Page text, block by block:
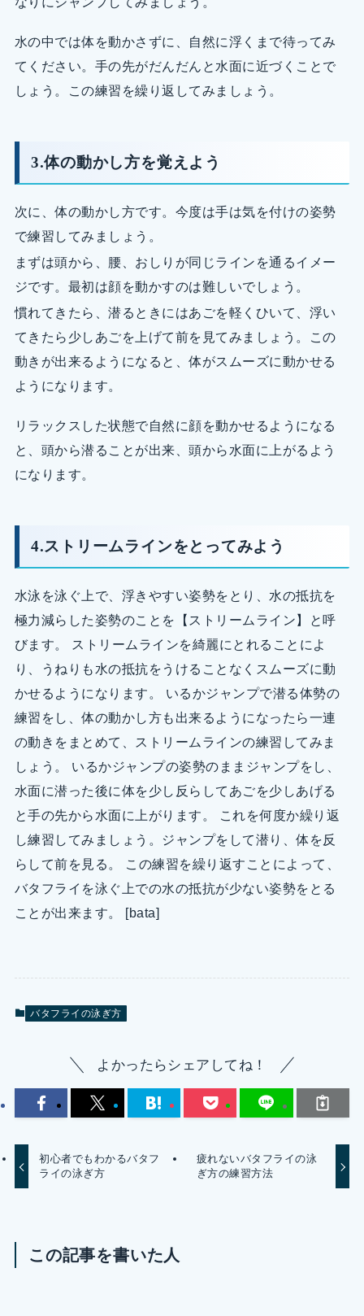
水の中では体を動かさずに、自然に浮くまで待ってみ
てください。手の先がだんだんと水面に近づくことで
しょう。この練習を繰り返してみましょう。
3.体の動かし方を覚えよう
次に、体の動かし方です。今度は手は気を付けの姿勢
で練習してみましょう。
まずは頭から、腰、おしりが同じラインを通るイメー
ジです。最初は顔を動かすのは難しいでしょう。
慣れてきたら、潜るときにはあごを軽くひいて、浮い
てきたら少しあごを上げて前を見てみましょう。この
動きが出来るようになると、体がスムーズに動かせる
ようになります。
リラックスした状態で自然に顔を動かせるようになる
と、頭から潜ることが出来、頭から水面に上がるよう
になります。
4.ストリームラインをとってみよう
水泳を泳ぐ上で、浮きやすい姿勢をとり、水の抵抗を
極力減らした姿勢のことを【ストリームライン】と呼
びます。 ストリームラインを綺麗にとれることによ
り、うねりも水の抵抗をうけることなくスムーズに動
かせるようになります。 いるかジャンプで潜る体勢の
練習をし、体の動かし方も出来るようになったら一連
の動きをまとめて、ストリームラインの練習してみま
しょう。 いるかジャンプの姿勢のままジャンプをし、
水面に潜った後に体を少し反らしてあごを少しあげる
と手の先から水面に上がります。 これを何度か繰り返
し練習してみましょう。ジャンプをして潜り、体を反
らして前を見る。 この練習を繰り返すことによって、
バタフライを泳ぐ上での水の抵抗が少ない姿勢をとる
ことが出来ます。 [bata]
バタフライの泳ぎ方
よかったらシェアしてね！
初心者でもわかるバタフ
ライの泳ぎ方
疲れないバタフライの泳
ぎ方の練習方法
この記事を書いた人